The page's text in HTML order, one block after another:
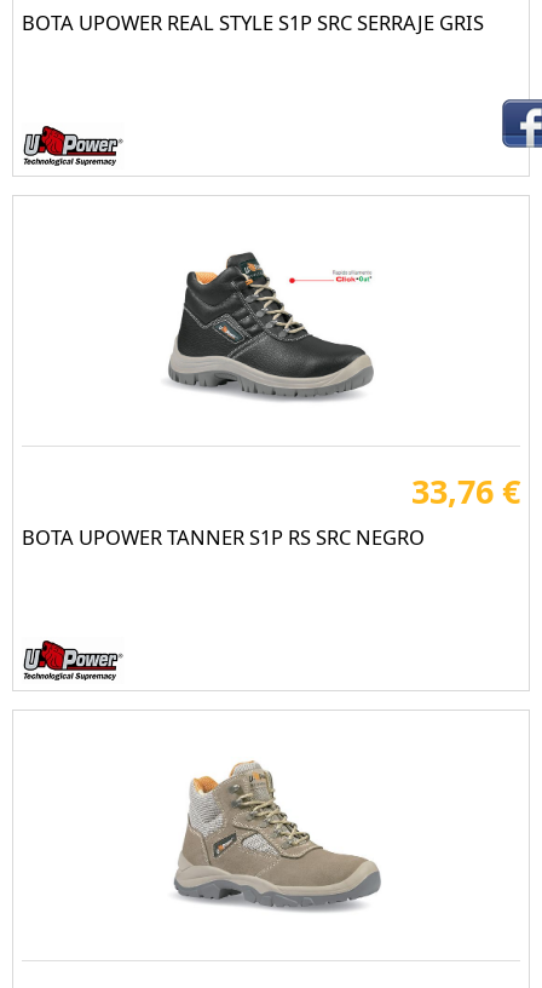
BOTA UPOWER REAL STYLE S1P SRC SERRAJE GRIS
33,76 €
BOTA UPOWER TANNER S1P RS SRC NEGRO